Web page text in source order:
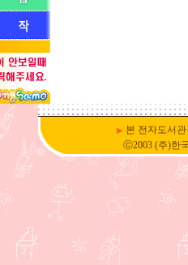
▶ 본 전자도서
ⓒ2003 (주)한